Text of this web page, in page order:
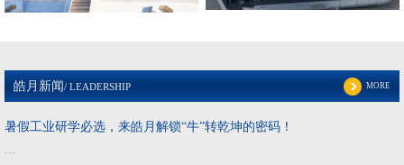
皓月集团执行总裁赵建勇入选“2024长春百名突出贡献企业家”
【媒体报道】皓月集团：用“四个蹄子”奔向肉牛产业“千亿级”
皓月新闻/ LEADERSHIP MORE
暑假工业研学必选，来皓月解锁“牛”转乾坤的密码！